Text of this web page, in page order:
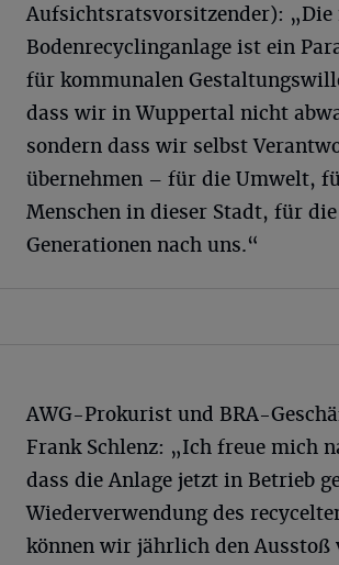
Aufsichtsratsvorsitzender): „Die
Bodenrecyclinganlage ist ein
für kommunalen
dass wir in Wuppertal nicht
sondern dass wir selbst
übernehmen – für die Umwelt,
Menschen in dieser Stadt, für die
Generationen nach uns.“
AWG-Prokurist und BRA-
Frank Schlenz: „Ich freue mich
dass die Anlage jetzt in Betrieb
Wiederverwendung des
können wir jährlich den Ausstoß